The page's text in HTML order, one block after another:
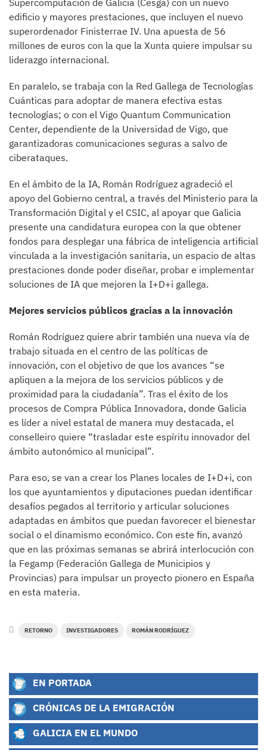
Supercomputación de Galicia (Cesga) con un nuevo
edificio y mayores prestaciones, que incluyen el nuevo
superordenador Finisterrae IV. Una apuesta de 56
millones de euros con la que la Xunta quiere impulsar su
liderazgo internacional.
En paralelo, se trabaja con la Red Gallega de Tecnologías
Cuánticas para adoptar de manera efectiva estas
tecnologías; o con el Vigo Quantum Communication
Center, dependiente de la Universidad de Vigo, que
garantizadoras comunicaciones seguras a salvo de
ciberataques.
En el ámbito de la IA, Román Rodríguez agradeció el
apoyo del Gobierno central, a través del Ministerio para la
Transformación Digital y el CSIC, al apoyar que Galicia
presente una candidatura europea con la que obtener
fondos para desplegar una fábrica de inteligencia artificial
vinculada a la investigación sanitaria, un espacio de altas
prestaciones donde poder diseñar, probar e implementar
soluciones de IA que mejoren la I+D+i gallega.
Mejores servicios públicos gracias a la innovación
Román Rodríguez quiere abrir también una nueva vía de
trabajo situada en el centro de las políticas de
innovación, con el objetivo de que los avances “se
apliquen a la mejora de los servicios públicos y de
proximidad para la ciudadanía”. Tras el éxito de los
procesos de Compra Pública Innovadora, donde Galicia
es líder a nivel estatal de manera muy destacada, el
conselleiro quiere “trasladar este espíritu innovador del
ámbito autonómico al municipal”.
Para eso, se van a crear los Planes locales de I+D+i, con
los que ayuntamientos y diputaciones puedan identificar
desafíos pegados al territorio y articular soluciones
adaptadas en ámbitos que puedan favorecer el bienestar
social o el dinamismo económico. Con este fin, avanzó
que en las próximas semanas se abrirá interlocución con
la Fegamp (Federación Gallega de Municipios y
Provincias) para impulsar un proyecto pionero en España
en esta materia.
RETORNO INVESTIGADORES ROMÁN RODRÍGUEZ
EN PORTADA
CRÓNICAS DE LA EMIGRACIÓN
GALICIA EN EL MUNDO